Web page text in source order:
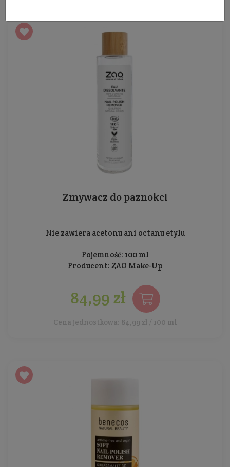
Zmywacz do paznokci
Nie zawiera acetonu ani octanu etylu
Pojemność: 100 ml
Producent: ZAO Make-Up
84,99 zł
Cena jednostkowa: 84,99 zł / 100 ml